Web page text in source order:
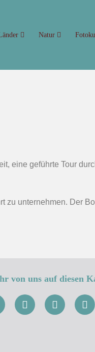
Natur
eine geführte Tour
zu unternehmen. Der
von uns auf diesen